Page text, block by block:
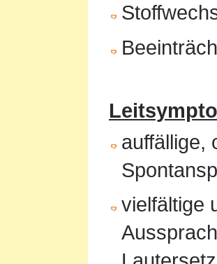
auffällige,
vielfältige